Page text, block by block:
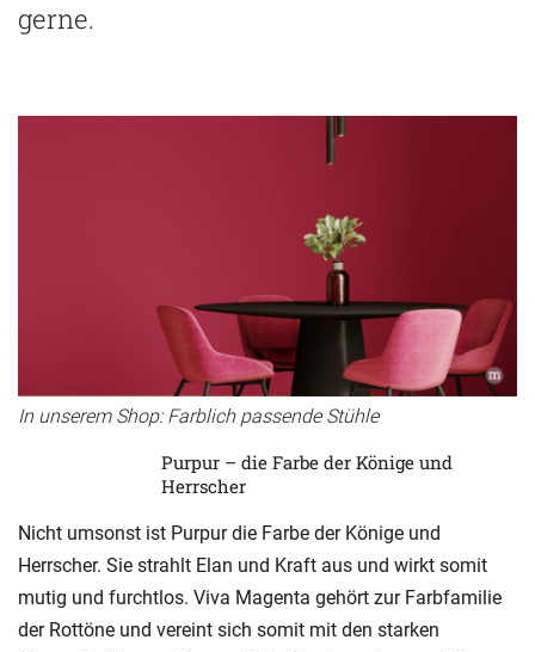
gerne.
In unserem Shop: Farblich passende Stühle
Purpur – die Farbe der Könige und
Herrscher
Nicht umsonst ist Purpur die Farbe der Könige und
Herrscher. Sie strahlt Elan und Kraft aus und wirkt somit
mutig und furchtlos. Viva Magenta gehört zur Farbfamilie
der Rottöne und vereint sich somit mit den starken